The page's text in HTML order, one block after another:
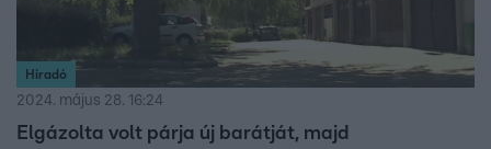
Híradó
2024. május 28. 16:24
Elgázolta volt párja új barátját, majd